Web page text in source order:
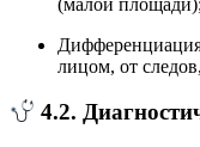
лицом, от
4.2.